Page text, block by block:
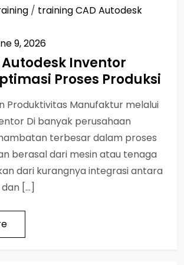
/ training CAD Autodesk
9, 2026
Inventor
Proses Produksi
Produktivitas Manufaktur melalui
Di banyak perusahaan
terbesar dalam proses
berasal dari mesin atau tenaga
dari kurangnya integrasi antara
[…]